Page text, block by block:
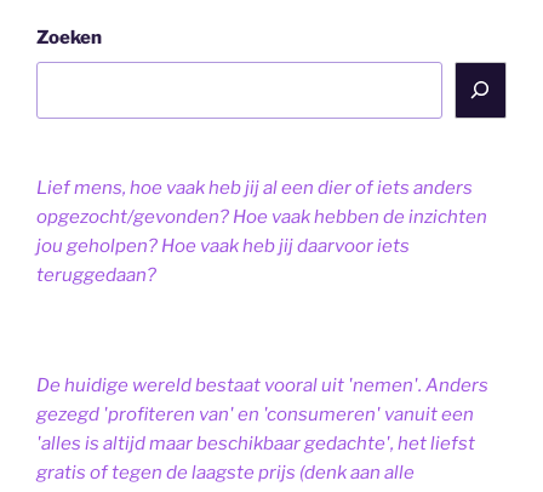
Zoeken
Lief mens, hoe vaak heb jij al een dier of iets anders
opgezocht/gevonden? Hoe vaak hebben de inzichten
jou geholpen? Hoe vaak heb jij daarvoor iets
teruggedaan?
De huidige wereld bestaat vooral uit 'nemen'. Anders
gezegd 'profiteren van' en 'consumeren' vanuit een
'alles is altijd maar beschikbaar gedachte', het liefst
gratis of tegen de laagste prijs (denk aan alle